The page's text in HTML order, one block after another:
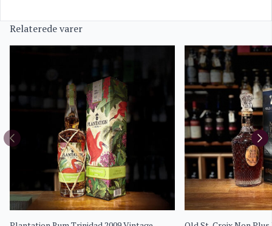
Relaterede varer